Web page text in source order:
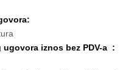
iznos bez PDV-a :